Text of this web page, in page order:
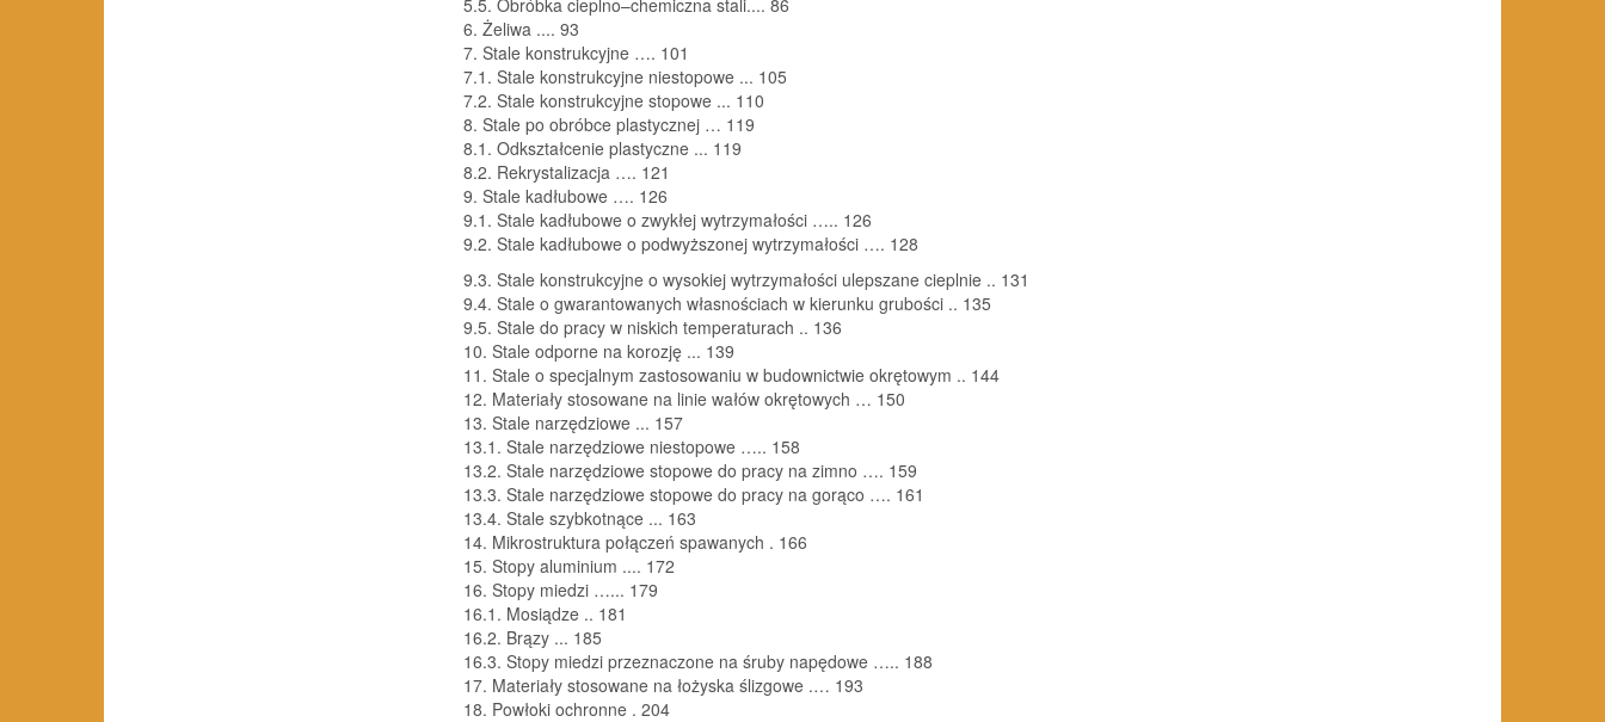
6. Żeliwa .... 93
7. Stale konstrukcyjne …. 101
7.1. Stale konstrukcyjne niestopowe ... 105
7.2. Stale konstrukcyjne stopowe ... 110
8. Stale po obróbce plastycznej … 119
8.1. Odkształcenie plastyczne ... 119
8.2. Rekrystalizacja …. 121
9. Stale kadłubowe …. 126
9.1. Stale kadłubowe o zwykłej wytrzymałości ….. 126
9.2. Stale kadłubowe o podwyższonej wytrzymałości …. 128
9.3. Stale konstrukcyjne o wysokiej wytrzymałości ulepszane cieplnie .. 131
9.4. Stale o gwarantowanych własnościach w kierunku grubości .. 135
9.5. Stale do pracy w niskich temperaturach .. 136
10. Stale odporne na korozję ... 139
11. Stale o specjalnym zastosowaniu w budownictwie okrętowym .. 144
12. Materiały stosowane na linie wałów okrętowych … 150
13. Stale narzędziowe ... 157
13.1. Stale narzędziowe niestopowe ….. 158
13.2. Stale narzędziowe stopowe do pracy na zimno …. 159
13.3. Stale narzędziowe stopowe do pracy na gorąco …. 161
13.4. Stale szybkotnące ... 163
14. Mikrostruktura połączeń spawanych . 166
15. Stopy aluminium .... 172
16. Stopy miedzi …... 179
16.1. Mosiądze .. 181
16.2. Brązy ... 185
16.3. Stopy miedzi przeznaczone na śruby napędowe ….. 188
17. Materiały stosowane na łożyska ślizgowe .… 193
18. Powłoki ochronne . 204